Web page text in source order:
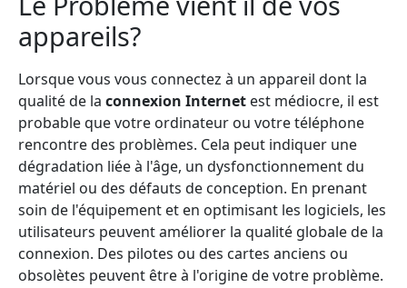
appareils?
Lorsque vous vous connectez à un appareil dont la
qualité de la connexion Internet est médiocre, il est
probable que votre ordinateur ou votre téléphone
rencontre des problèmes. Cela peut indiquer une
dégradation liée à l'âge, un dysfonctionnement du
matériel ou des défauts de conception. En prenant
soin de l'équipement et en optimisant les logiciels, les
utilisateurs peuvent améliorer la qualité globale de la
connexion. Des pilotes ou des cartes anciens ou
obsolètes peuvent être à l'origine de votre problème.